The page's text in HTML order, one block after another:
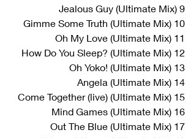
9 Jealous Guy (Ultimate Mix)
10 Gimme Some Truth (Ultimate Mix)
11 Oh My Love (Ultimate Mix)
12 How Do You Sleep? (Ultimate Mix)
13 Oh Yoko! (Ultimate Mix)
14 Angela (Ultimate Mix)
15 Come Together (live) (Ultimate Mix)
16 Mind Games (Ultimate Mix)
17 Out The Blue (Ultimate Mix)